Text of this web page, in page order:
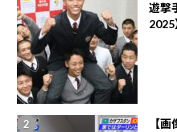
遊撃
2025
【